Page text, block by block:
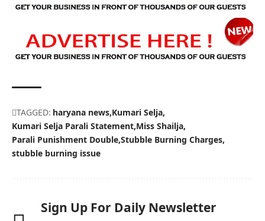
TAGGED: haryana news Kumari Selja
Kumari Selja Parali Statement Miss Shailja
Parali Punishment Double Stubble Burning Charges
stubble burning issue
Sign Up For Daily Newsletter